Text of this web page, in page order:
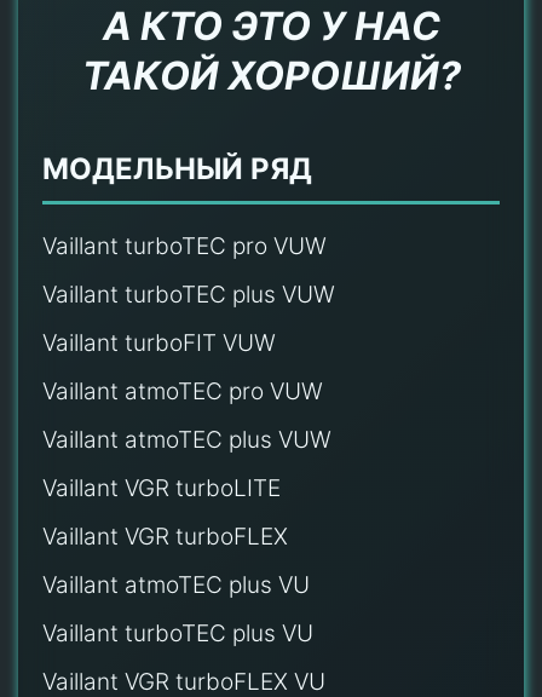
А КТО ЭТО У НАС
ТАКОЙ ХОРОШИЙ?
МОДЕЛЬНЫЙ РЯД
Vaillant turboTEC pro VUW
Vaillant turboTEC plus VUW
Vaillant turboFIT VUW
Vaillant atmoTEC pro VUW
Vaillant atmoTEC plus VUW
Vaillant VGR turboLITE
Vaillant VGR turboFLEX
Vaillant atmoTEC plus VU
Vaillant turboTEC plus VU
Vaillant VGR turboFLEX VU